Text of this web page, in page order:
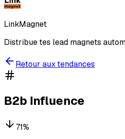
LinkMagnet
Distribue tes lead magnets
Retour aux tendances
B2b Influence
71%